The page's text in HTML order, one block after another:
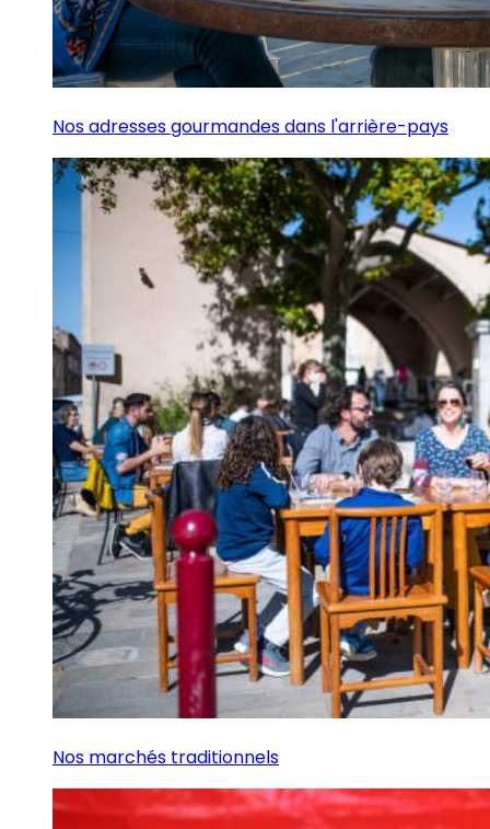
Nos adresses gourmandes dans l'arrière-pays
Nos marchés traditionnels